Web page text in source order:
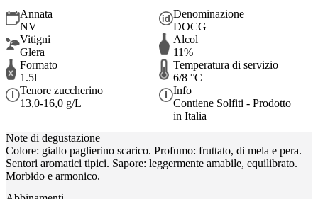
Annata
NV
Denominazione
DOCG
Vitigni
Glera
Alcol
11%
Formato
1.5l
Temperatura di servizio
6/8 °C
Tenore zuccherino
13,0-16,0 g/L
Info
Contiene Solfiti - Prodotto
in Italia
Note di degustazione
Colore: giallo paglierino scarico. Profumo: fruttato, di mela e pera.
Sentori aromatici tipici. Sapore: leggermente amabile, equilibrato.
Morbido e armonico.